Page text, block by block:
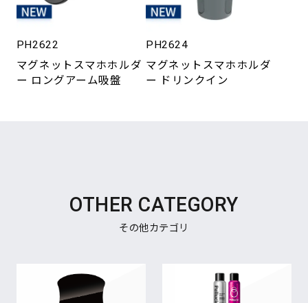
PH2622
マグネットスマホホルダ
ー ロングアーム吸盤
PH2624
マグネットスマホホルダ
ー ドリンクイン
OTHER CATEGORY
その他カテゴリ